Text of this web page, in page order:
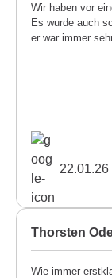
Wir haben vor
Es wurde auch
er war immer
22.01.26
Thorsten
Wie immer